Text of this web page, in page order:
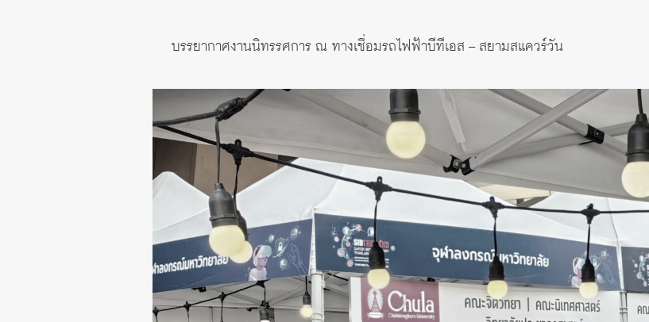
บรรยากาศงานนิทรรศการ ณ ทางเชื่อมรถไฟฟ้าบีทีเอส – สยามสแควร์วัน